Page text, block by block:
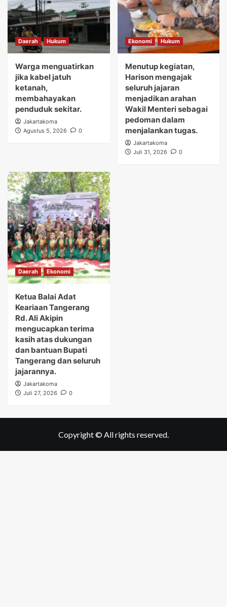
Daerah Hukum
Warga menguatirkan
jika kabel jatuh
ketanah,
membahayakan
penduduk sekitar.
Jakartakoma
Agustus 5, 2026
0
Ekonomi Hukum
Menutup kegiatan,
Harison mengajak
seluruh jajaran
menjadikan arahan
Wakil Menteri sebagai
pedoman dalam
menjalankan tugas.
Jakartakoma
Juli 31, 2026
0
Daerah Ekonomi
Ketua Balai Adat
Keariaan Tangerang
Rd. Ali Akipin
mengucapkan terima
kasih atas dukungan
dan bantuan Bupati
Tangerang dan seluruh
jajarannya.
Jakartakoma
Juli 27, 2026
0
Copyright © All rights reserved.